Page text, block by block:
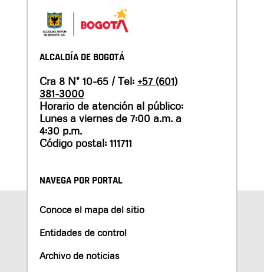
ALCALDÍA DE BOGOTÁ
Cra 8 N° 10-65 / Tel: +57 (601)
381-3000
Horario de atención al público:
Lunes a viernes de 7:00 a.m. a
4:30 p.m.
Código postal: 111711
NAVEGA POR PORTAL
Conoce el mapa del sitio
Entidades de control
Archivo de noticias